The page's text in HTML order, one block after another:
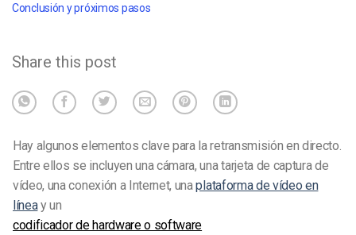
Conclusión y próximos pasos
Share this post
Hay algunos elementos clave para la retransmisión en directo.
Entre ellos se incluyen una cámara, una tarjeta de captura de
vídeo, una conexión a Internet, unaplataforma de vídeo en
líneay un
codificador de hardware o software